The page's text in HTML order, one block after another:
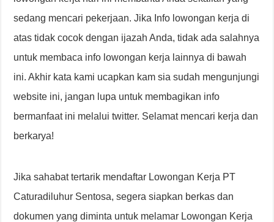
sedang mencari pekerjaan. Jika Info lowongan kerja di
atas tidak cocok dengan ijazah Anda, tidak ada salahnya
untuk membaca info lowongan kerja lainnya di bawah
ini. Akhir kata kami ucapkan kam sia sudah mengunjungi
website ini, jangan lupa untuk membagikan info
bermanfaat ini melalui twitter. Selamat mencari kerja dan
berkarya!
Jika sahabat tertarik mendaftar Lowongan Kerja PT
Caturadiluhur Sentosa, segera siapkan berkas dan
dokumen yang diminta untuk melamar Lowongan Kerja